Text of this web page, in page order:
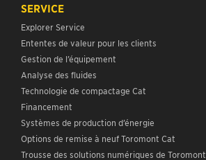
SERVICE
Explorer Service
Ententes de valeur pour les clients
Gestion de l’équipement
Analyse des fluides
Technologie de compactage Cat
Financement
Systèmes de production d’énergie
Options de remise à neuf Toromont Cat
Trousse des solutions numériques de Toromont